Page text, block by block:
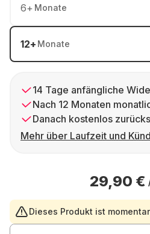
6+ Monate
12+ Monate
14 Tage anfängliche
Nach 12 Monaten
Danach kostenlos
Mehr über Laufzeit und
29,90 €
Dieses Produkt ist